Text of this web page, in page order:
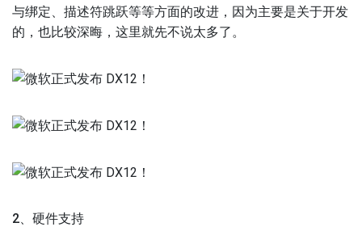
与绑定、描述符跳跃等等方面的改进，因为主要是关于开发
的，也比较深晦，这里就先不说太多了。
2、硬件支持